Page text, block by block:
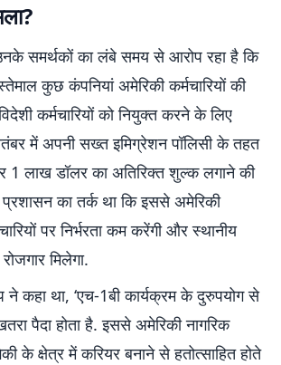
समर्थकों का लंबे समय से आरोप रहा है कि
कुछ कंपनियां अमेरिकी कर्मचारियों की
कर्मचारियों को नियुक्त करने के लिए
में अपनी सख्त इमिग्रेशन पॉलिसी के तहत
1 लाख डॉलर का अतिरिक्त शुल्क लगाने की
का तर्क था कि इससे अमेरिकी
पर निर्भरता कम करेंगी और स्थानीय
मिलेगा.
ने कहा था, ‘एच-1बी कार्यक्रम के दुरुपयोग से
पैदा होता है. इससे अमेरिकी नागरिक
के क्षेत्र में करियर बनाने से हतोत्साहित होते